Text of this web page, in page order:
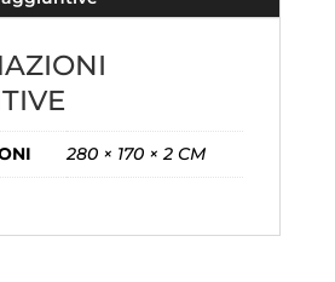
280 × 170 × 2 CM